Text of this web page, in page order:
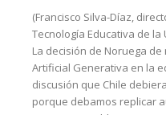
(Francisco Silva-Díaz,
Tecnología Educativa de
La decisión de Noruega
Artificial Generativa en la
discusión que Chile
porque debamos replicar